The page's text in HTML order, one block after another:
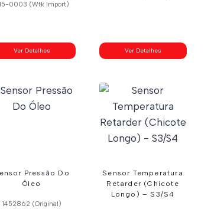
0003 (Wtk Import)
Ver Detalhes Ver Detalhes
Pressão Do
Óleo
1452862 (Original)
Sensor Temperatura
Retarder (Chicote
Longo) – S3/S4